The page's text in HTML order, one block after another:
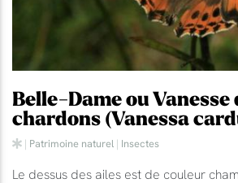
Belle-Dame ou Vanesse
chardons (Vanessa
| Patrimoine naturel | Insectes
Le dessus des ailes est de couleur